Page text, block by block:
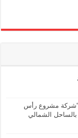
مع “شركة مشروع رأس
بالساحل الشمالي